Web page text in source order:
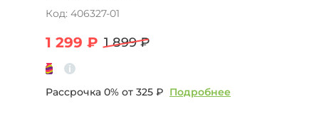
Код: 406327-01
1 299 ₽ 1 899 ₽
Рассрочка 0% от 325 ₽ Подробнее